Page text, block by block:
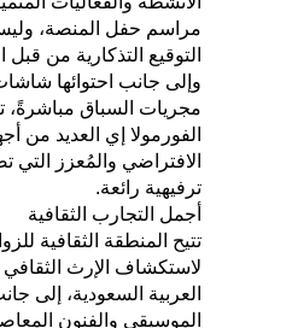
مراسم حفل المنصة،
التوقيع التذكارية من
وإلى جانب احتوائها
مجريات السباق مباشرةً،
الفورمولا إي العديد من
الافتراضي والمُعزز
ترفيهية رائعة.
أجمل التجارب الثقافية
تتيح المنطقة الثقافية
لاستكشاف الإرث الثقافي
العربية السعودية، إلى
الموسيقي والفنون